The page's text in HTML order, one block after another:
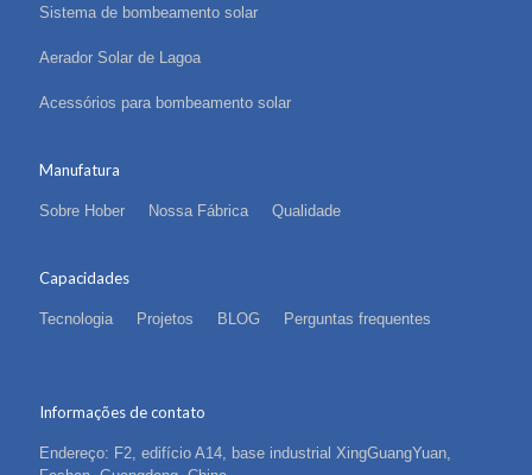
Sistema de bombeamento solar
Aerador Solar de Lagoa
Acessórios para bombeamento solar
Manufatura
Sobre Hober Nossa Fábrica Qualidade
Capacidades
Tecnologia Projetos BLOG Perguntas frequentes
Informações de contato
Endereço: F2, edifício A14, base industrial XingGuangYuan,